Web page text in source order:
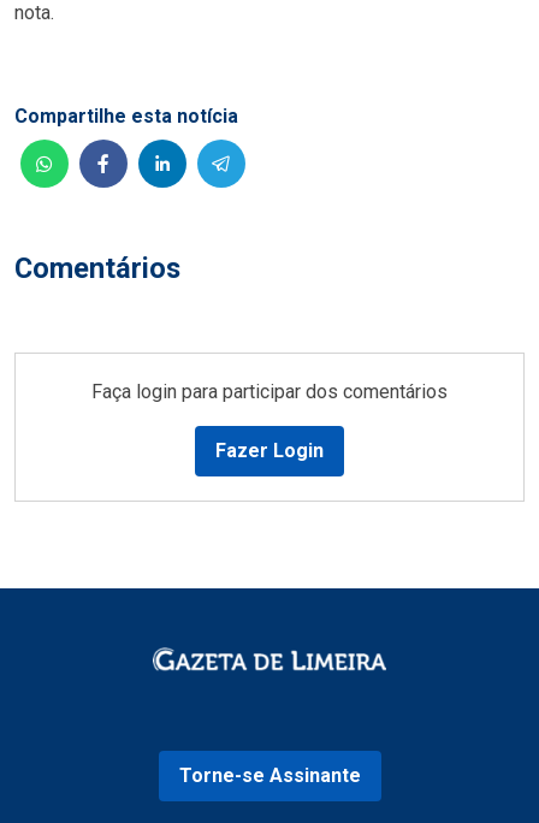
nota.
Comentários
Compartilhe esta notícia
Faça login para participar dos comentários
Fazer Login
Torne-se Assinante